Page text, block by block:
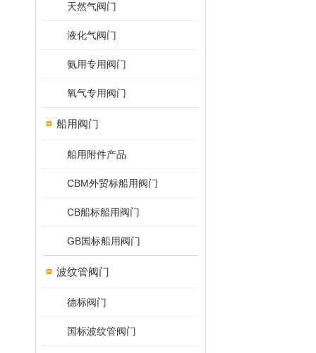
天然气阀门
液化气阀门
氨用专用阀门
氧气专用阀门
船用阀门
船用附件产品
CBM外贸标船用阀门
CB船标船用阀门
GB国标船用阀门
波纹管阀门
德标阀门
国标波纹管阀门